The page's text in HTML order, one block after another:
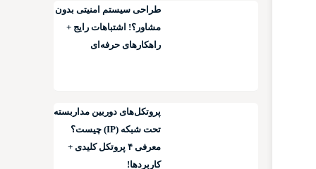
طراحی سیستم امنیتی بدون
مشاور؟! اشتباهات رایج +
راهکارهای حرفه‌ای
پروتکل‌های دوربین مداربسته
تحت شبکه (IP) چیست؟
معرفی ۴ پروتکل کلیدی +
کاربردها!